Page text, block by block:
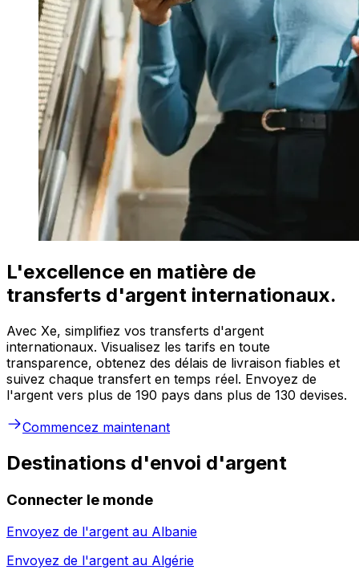
L'excellence en matière de
transferts d'argent internationaux.
Avec Xe, simplifiez vos transferts d'argent
internationaux. Visualisez les tarifs en toute
transparence, obtenez des délais de livraison fiables et
suivez chaque transfert en temps réel. Envoyez de
l'argent vers plus de 190 pays dans plus de 130 devises.
Commencez maintenant
Destinations d'envoi d'argent
Connecter le monde
Envoyez de l'argent au Albanie
Envoyez de l'argent au Algérie